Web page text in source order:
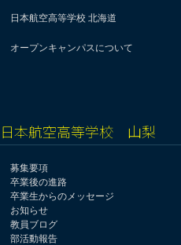
日本航空高等学校 北海道
オープンキャンパスについて
日本航空高等学校 山梨
募集要項
卒業後の進路
卒業生からのメッセージ
お知らせ
教員ブログ
部活動報告